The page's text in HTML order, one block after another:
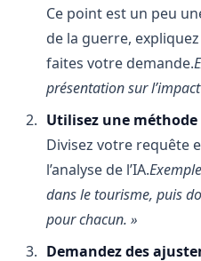
Ce point est un peu
de la guerre,
faites votre demande.
présentation sur
Utilisez une méthode
Divisez votre requête
l’analyse de l’IA.
dans le tourisme, puis
pour chacun. »
Demandez des